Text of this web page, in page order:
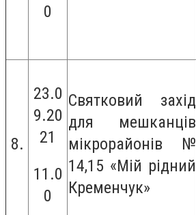
0
8.
23.0
9.20
21
11.0
0
Святковий захід
для мешканців
мікрорайонів №
14,15 «Мій рідний
Кременчук»